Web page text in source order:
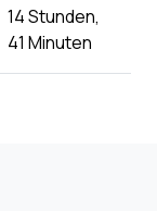
14 Stunden,
41 Minuten